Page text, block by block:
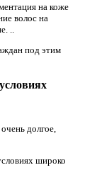
на коже
волос на
..
под этим
долгое,
широко